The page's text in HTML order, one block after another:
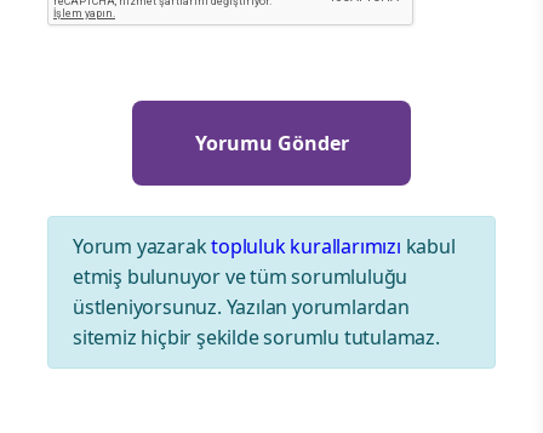
Yorum yazaraktopluluk kurallarımızı kabul
etmiş bulunuyor ve tüm sorumluluğu
üstleniyorsunuz. Yazılan yorumlardan
sitemiz hiçbir şekilde sorumlu tutulamaz.